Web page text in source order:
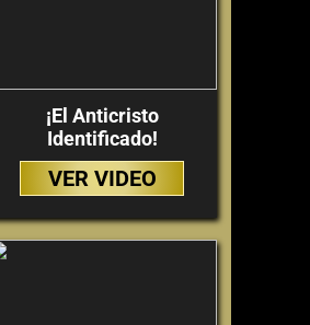
¡El Anticristo
Identificado!
VER VIDEO